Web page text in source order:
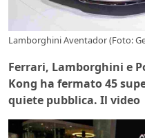
Lamborghini Aventador (Foto:
Ferrari, Lamborghini e
Kong ha fermato 45
quiete pubblica. Il video